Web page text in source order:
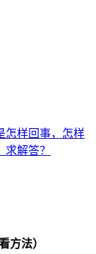
怎样回事，怎样
解答？
方法）